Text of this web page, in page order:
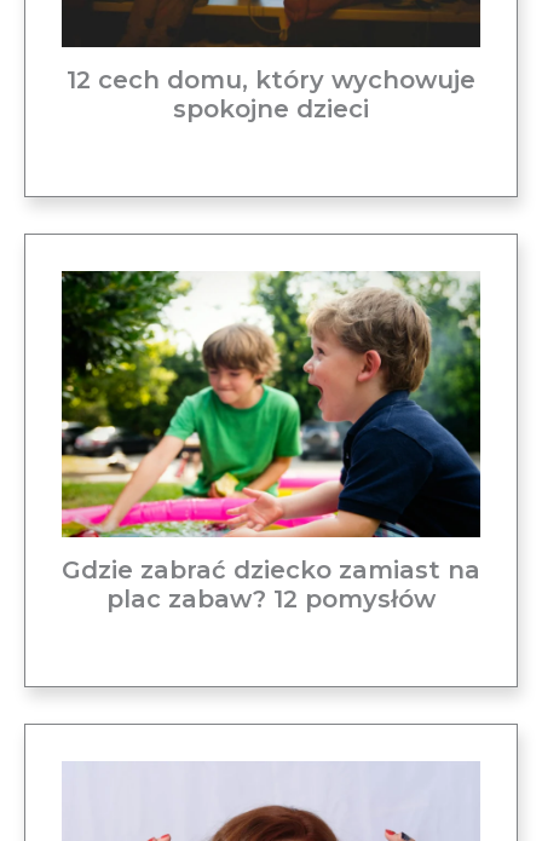
12 cech domu, który wychowuje
spokojne dzieci
Gdzie zabrać dziecko zamiast na
plac zabaw? 12 pomysłów